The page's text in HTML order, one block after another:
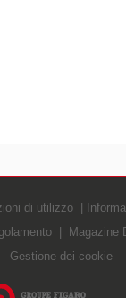
di utilizzo
Magazine
Gestione dei cookie